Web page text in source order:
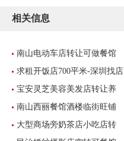
相关信息
南山电动车店转让可做餐馆
小吃足疗美容美发服装店
求租开饭店700平米-深圳找店
网
宝安灵芝美容美发店转让养
生店低价转让-已转让
南山西丽餐馆酒楼临街旺铺
转让
大型商场旁奶茶店小吃店转